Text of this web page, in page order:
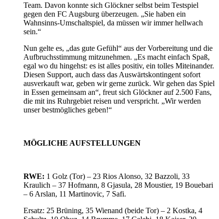
Team. Davon konnte sich Glöckner selbst beim Testspiel
gegen den FC Augsburg überzeugen. „Sie haben ein
Wahnsinns-Umschaltspiel, da müssen wir immer hellwach
sein.“
Nun gelte es, „das gute Gefühl“ aus der Vorbereitung und die
Aufbruchsstimmung mitzunehmen. „Es macht einfach Spaß,
egal wo du hingehst: es ist alles positiv, ein tolles Miteinander.
Diesen Support, auch dass das Auswärtskontingent sofort
ausverkauft war, geben wir gerne zurück. Wir gehen das Spiel
in Essen gemeinsam an“, freut sich Glöckner auf 2.500 Fans,
die mit ins Ruhrgebiet reisen und verspricht. „Wir werden
unser bestmögliches geben!“
MÖGLICHE AUFSTELLUNGEN
RWE: 1 Golz (Tor) – 23 Rios Alonso, 32 Bazzoli, 33
Kraulich – 37 Hofmann, 8 Gjasula, 28 Moustier, 19 Bouebari
– 6 Arslan, 11 Martinovic, 7 Safi.
Ersatz: 25 Brüning, 35 Wienand (beide Tor) – 2 Kostka, 4